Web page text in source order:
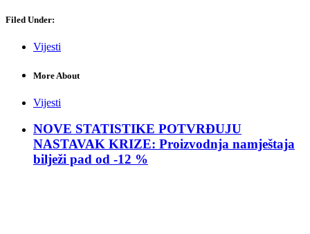
Filed Under:
Vijesti
More About
Vijesti
NOVE STATISTIKE POTVRĐUJU
NASTAVAK KRIZE: Proizvodnja namještaja
bilježi pad od -12 %